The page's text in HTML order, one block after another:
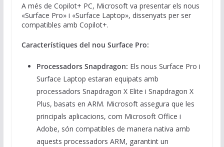
A més de Copilot+ PC, Microsoft va presentar els nous
«Surface Pro» i «Surface Laptop», dissenyats per ser
compatibles amb Copilot+.
Característiques del nou Surface Pro:
Processadors Snapdragon: Els nous Surface Pro i
Surface Laptop estaran equipats amb
processadors Snapdragon X Elite i Snapdragon X
Plus, basats en ARM. Microsoft assegura que les
principals aplicacions, com Microsoft Office i
Adobe, són compatibles de manera nativa amb
aquests processadors ARM, garantint un